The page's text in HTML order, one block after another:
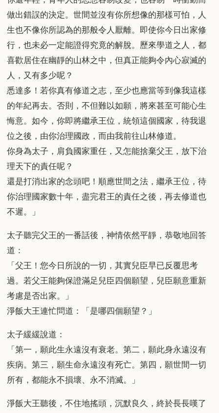
做出錯誤的決定。世間並沒有你所想像的那樣可怕，人
生也不像你所認為的那般令人厭離。即使你今日出家修
行，也未必一定能證得究竟的解脫。歷來學道之人，都
喜歡居住在幽靜的山林之中，但真正能夠令內心寂滅的
人，又有多少呢？
悉達多！若你真有修道之志，至少也應當等到像我這樣
的年紀再去。否則，不但難以如願，將來甚至可能心生
悔意。如今，你即將繼承王位，統領這個國家，待我退
位之後，由你治理國政，而由我前往山林修道。
你身為太子，肩負國家重任，又怎能捨棄父王，放下治
理天下的責任呢？
還是打消出家的念頭吧！順應世間之法，繼承王位，待
你治理國家數十年，盡完君王的責任之後，再去修道也
不遲。」
太子聽完父王的一番話後，神情依然平靜，恭敬地回答
道：
「父王！您今日所說的一切，其實兒臣早已反覆思考
過。若父王能夠保證滿足兒臣四個願望，兒臣願意重新
考慮是否出家。」
淨飯大王連忙問道：「是哪四個願望？」
太子緩緩說道：
「第一，願此生永遠沒有衰老。第二，願此身永遠沒有
疾病。第三，願生命永遠沒有死亡。第四，願世間一切
所有，都能永不損壞、永不消滅。」
淨飯大王聽後，不住地搖頭，沉默良久，終於長長嘆了